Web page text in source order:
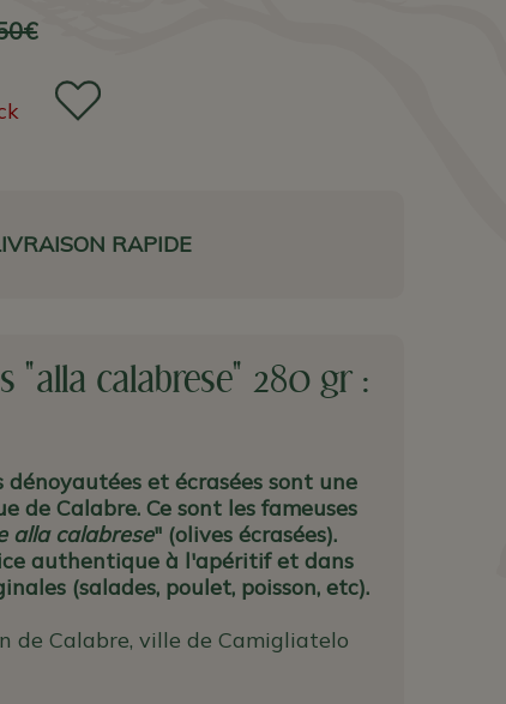
RAPIDE
"alla calabrese" 280 gr :
dénoyautées et écrasées sont une
de Calabre. Ce sont les fameuses
alla calabrese" (olives écrasées).
authentique à l'apéritif et dans
(salades, poulet, poisson, etc).
de Calabre, ville de Camigliatelo